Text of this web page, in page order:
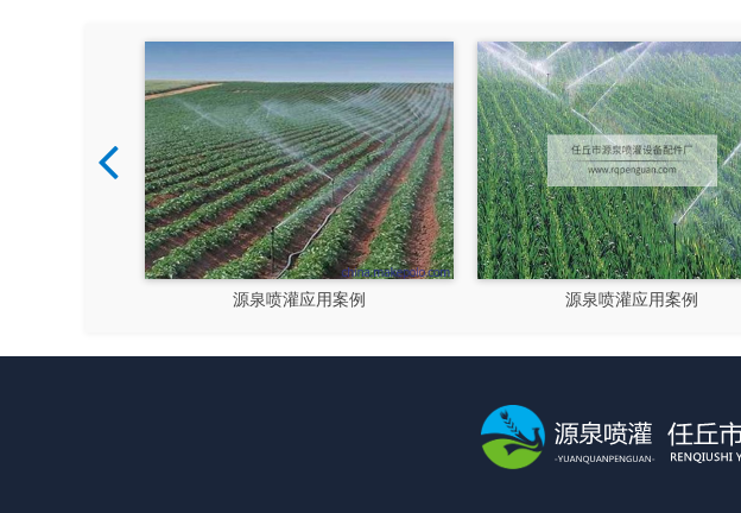
源泉喷灌应用案例 源泉喷灌应用案例